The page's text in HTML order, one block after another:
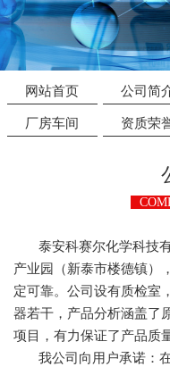
网站首页 公司简
厂房车间 资质荣
泰安科赛尔化学科技有
产业园（新泰市楼德镇）
定可靠。公司设有质检室
器若干，产品分析涵盖了
项目，有力保证了产品质
我公司向用户承诺：在